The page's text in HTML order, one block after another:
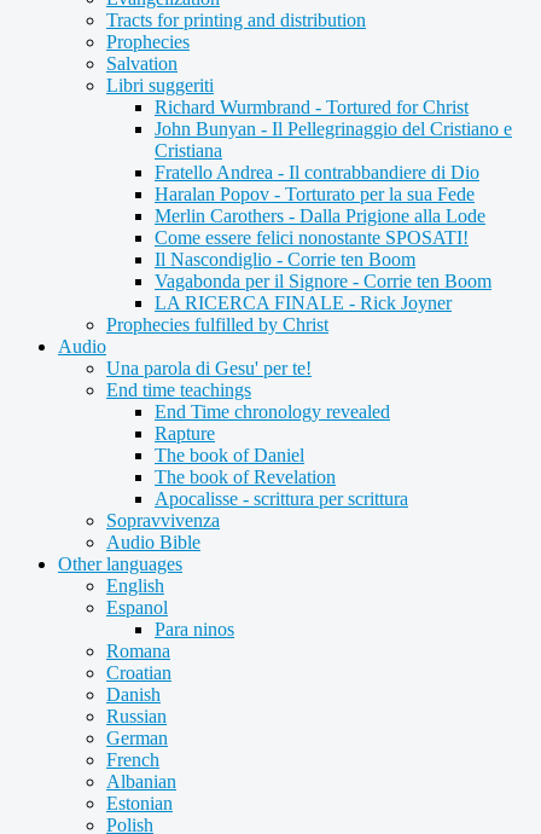
Tracts for printing and distribution
Prophecies
Salvation
Libri suggeriti
Richard Wurmbrand - Tortured for Christ
John Bunyan - Il Pellegrinaggio del Cristiano e
Cristiana
Fratello Andrea - Il contrabbandiere di Dio
Haralan Popov - Torturato per la sua Fede
Merlin Carothers - Dalla Prigione alla Lode
Come essere felici nonostante SPOSATI!
Il Nascondiglio - Corrie ten Boom
Vagabonda per il Signore - Corrie ten Boom
LA RICERCA FINALE - Rick Joyner
Prophecies fulfilled by Christ
Audio
Una parola di Gesu' per te!
End time teachings
End Time chronology revealed
Rapture
The book of Daniel
The book of Revelation
Apocalisse - scrittura per scrittura
Sopravvivenza
Audio Bible
Other languages
English
Espanol
Para ninos
Romana
Croatian
Danish
Russian
German
French
Albanian
Estonian
Polish